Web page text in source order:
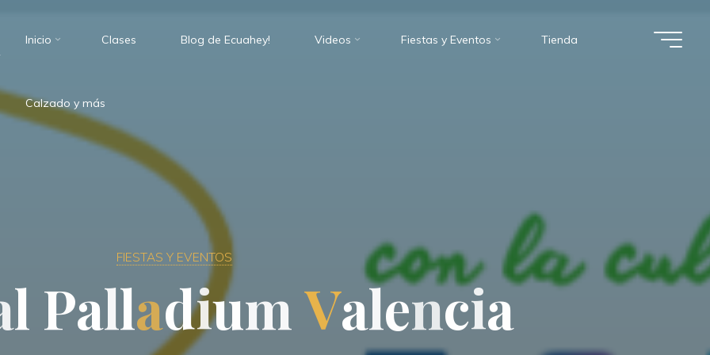
Inicio Clases Blog de Ecuahey! Videos Fiestas y Eventos Tienda
Calzado y más
FIESTAS Y EVENTOS
l Palladium Valencia